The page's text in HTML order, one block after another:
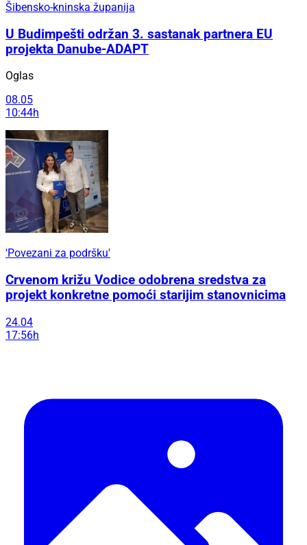
Šibensko-kninska županija
U Budimpešti održan 3. sastanak partnera EU
projekta Danube-ADAPT
Oglas
08.05
10:44h
'Povezani za podršku'
Crvenom križu Vodice odobrena sredstva za
projekt konkretne pomoći starijim stanovnicima
24.04
17:56h